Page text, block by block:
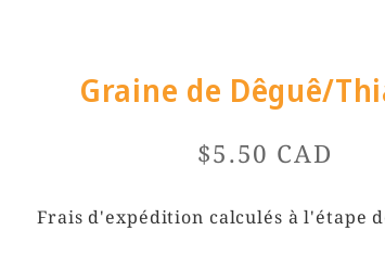
Graine de Dêguê/
Prix
$5.50 CAD
Frais d'expédition calculés à l'étape